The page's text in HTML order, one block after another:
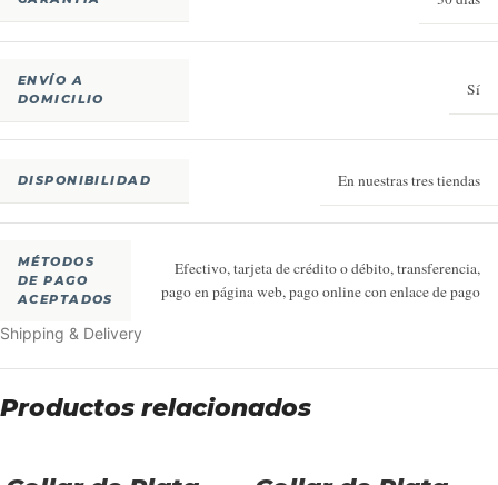
ENVÍO A
DOMICILIO
Sí
DISPONIBILIDAD En nuestras tres tiendas
MÉTODOS
DE PAGO
ACEPTADOS
Efectivo, tarjeta de crédito o débito, transferencia,
pago en página web, pago online con enlace de pago
Shipping & Delivery
Productos relacionados